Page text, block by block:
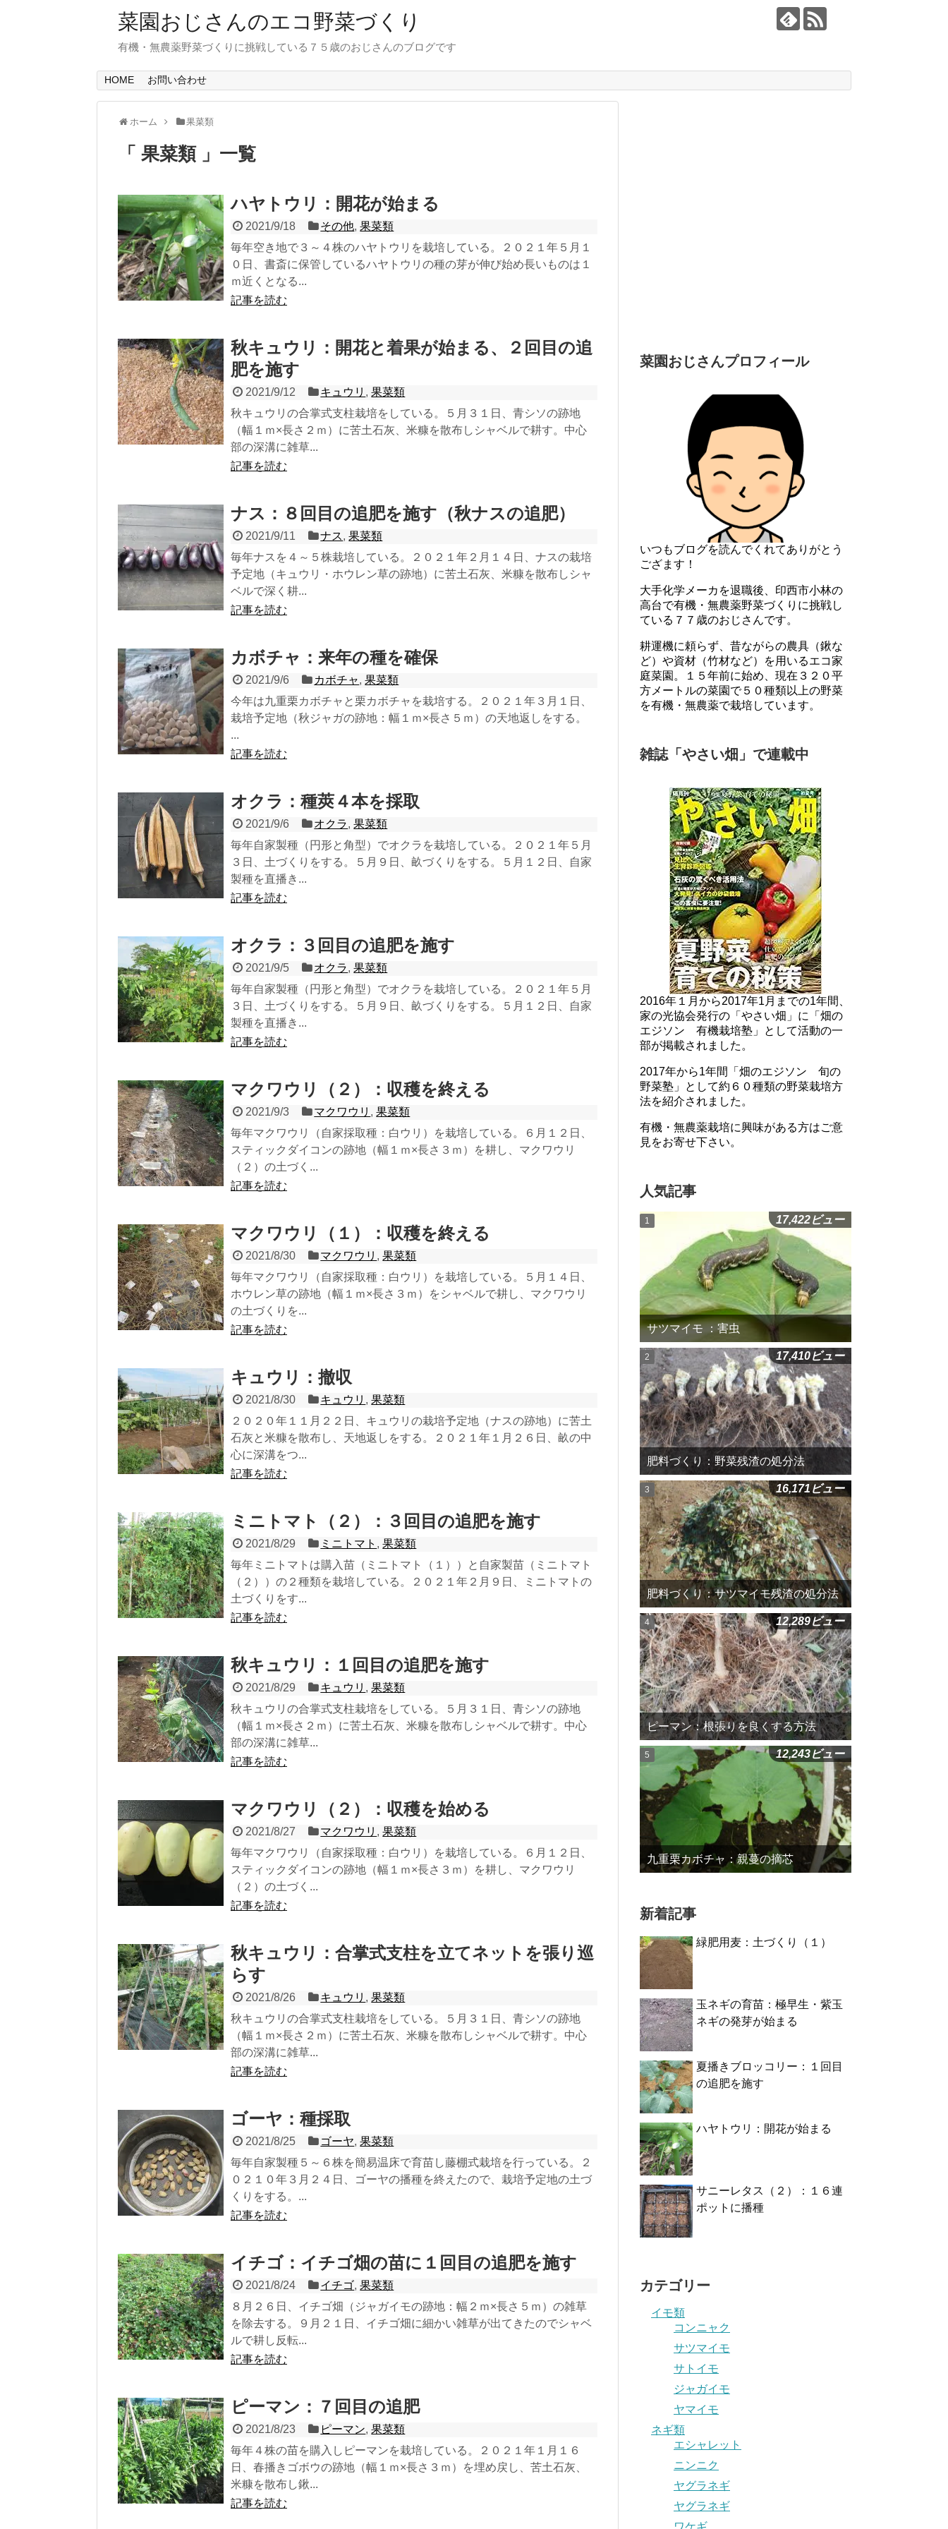
菜園おじさんのエコ野菜づくり
有機・無農薬野菜づくりに挑戦している７５歳のおじさんのブログです
HOME お問い合わせ
ホーム 果菜類
「 果菜類 」一覧
ハヤトウリ：開花が始まる
2021/9/18 その他,果菜類
毎年空き地で３～４株のハヤトウリを栽培している。２０２１年５月１
０日、書斎に保管しているハヤトウリの種の芽が伸び始め長いものは１
ｍ近くとなる...
記事を読む
秋キュウリ：開花と着果が始まる、２回目の追
肥を施す
2021/9/12 キュウリ ,果菜類
秋キュウリの合掌式支柱栽培をしている。５月３１日、青シソの跡地
（幅１ｍ×長さ２ｍ）に苦土石灰、米糠を散布しシャベルで耕す。中心
部の深溝に雑草...
記事を読む
ナス：８回目の追肥を施す（秋ナスの追肥）
2021/9/11 ナス,果菜類
毎年ナスを４～５株栽培している。２０２１年２月１４日、ナスの栽培
予定地（キュウリ・ホウレン草の跡地）に苦土石灰、米糠を散布しシャ
ベルで深く耕...
記事を読む
カボチャ：来年の種を確保
2021/9/6 カボチャ,果菜類
今年は九重栗カボチャと栗カボチャを栽培する。２０２１年３月１日、
栽培予定地（秋ジャガの跡地：幅１ｍ×長さ５ｍ）の天地返しをする。
...
記事を読む
オクラ：種莢４本を採取
2021/9/6 オクラ,果菜類
毎年自家製種（円形と角型）でオクラを栽培している。２０２１年５月
３日、土づくりをする。５月９日、畝づくりをする。５月１２日、自家
製種を直播き...
記事を読む
オクラ：３回目の追肥を施す
2021/9/5 オクラ,果菜類
毎年自家製種（円形と角型）でオクラを栽培している。２０２１年５月
３日、土づくりをする。５月９日、畝づくりをする。５月１２日、自家
製種を直播き...
記事を読む
マクワウリ（２）：収穫を終える
2021/9/3 マクワウリ ,果菜類
毎年マクワウリ（自家採取種：白ウリ）を栽培している。６月１２日、
スティックダイコンの跡地（幅１ｍ×長さ３ｍ）を耕し、マクワウリ
（２）の土づく...
記事を読む
マクワウリ（１）：収穫を終える
2021/8/30 マクワウリ ,果菜類
毎年マクワウリ（自家採取種：白ウリ）を栽培している。５月１４日、
ホウレン草の跡地（幅１ｍ×長さ３ｍ）をシャベルで耕し、マクワウリ
の土づくりを...
記事を読む
キュウリ：撤収
2021/8/30 キュウリ ,果菜類
２０２０年１１月２２日、キュウリの栽培予定地（ナスの跡地）に苦土
石灰と米糠を散布し、天地返しをする。２０２１年１月２６日、畝の中
心に深溝をつ...
記事を読む
ミニトマト（２）：３回目の追肥を施す
2021/8/29 ミニトマト ,果菜類
毎年ミニトマトは購入苗（ミニトマト（１））と自家製苗（ミニトマト
（２））の２種類を栽培している。２０２１年２月９日、ミニトマトの
土づくりをす...
記事を読む
秋キュウリ：１回目の追肥を施す
2021/8/29 キュウリ ,果菜類
秋キュウリの合掌式支柱栽培をしている。５月３１日、青シソの跡地
（幅１ｍ×長さ２ｍ）に苦土石灰、米糠を散布しシャベルで耕す。中心
部の深溝に雑草...
記事を読む
マクワウリ（２）：収穫を始める
2021/8/27 マクワウリ ,果菜類
毎年マクワウリ（自家採取種：白ウリ）を栽培している。６月１２日、
スティックダイコンの跡地（幅１ｍ×長さ３ｍ）を耕し、マクワウリ
（２）の土づく...
記事を読む
秋キュウリ：合掌式支柱を立てネットを張り巡
らす
2021/8/26 キュウリ ,果菜類
秋キュウリの合掌式支柱栽培をしている。５月３１日、青シソの跡地
（幅１ｍ×長さ２ｍ）に苦土石灰、米糠を散布しシャベルで耕す。中心
部の深溝に雑草...
記事を読む
ゴーヤ：種採取
2021/8/25 ゴーヤ,果菜類
毎年自家製種５～６株を簡易温床で育苗し藤棚式栽培を行っている。２
０２１０年３月２４日、ゴーヤの播種を終えたので、栽培予定地の土づ
くりをする。...
記事を読む
イチゴ：イチゴ畑の苗に１回目の追肥を施す
2021/8/24 イチゴ,果菜類
８月２６日、イチゴ畑（ジャガイモの跡地：幅２ｍ×長さ５ｍ）の雑草
を除去する。９月２１日、イチゴ畑に細かい雑草が出てきたのでシャベ
ルで耕し反転...
記事を読む
ピーマン：７回目の追肥
2021/8/23 ピーマン,果菜類
毎年４株の苗を購入しピーマンを栽培している。２０２１年１月１６
日、春播きゴボウの跡地（幅１ｍ×長さ３ｍ）を埋め戻し、苦土石灰、
米糠を散布し鍬...
記事を読む
菜園おじさんプロフィール
いつもブログを読んでくれてありがとう
ござます！
大手化学メーカを退職後、印西市小林の
高台で有機・無農薬野菜づくりに挑戦し
ている７７歳のおじさんです。
耕運機に頼らず、昔ながらの農具（鍬な
ど）や資材（竹材など）を用いるエコ家
庭菜園。１５年前に始め、現在３２０平
方メートルの菜園で５０種類以上の野菜
を有機・無農薬で栽培しています。
雑誌「やさい畑」で連載中
2016年１月から2017年1月までの1年間、
家の光協会発行の「やさい畑」に「畑の
エジソン 有機栽培塾」として活動の一
部が掲載されました。
2017年から1年間「畑のエジソン 旬の
野菜塾」として約６０種類の野菜栽培方
法を紹介されました。
有機・無農薬栽培に興味がある方はご意
見をお寄せ下さい。
人気記事
サツマイモ ：害虫
17,422ビュー
肥料づくり：野菜残渣の処分法
17,410ビュー
肥料づくり：サツマイモ残渣の処分法
16,171ビュー
ピーマン：根張りを良くする方法
12,289ビュー
九重栗カボチャ：親蔓の摘芯
12,243ビュー
新着記事
緑肥用麦：土づくり（１）
玉ネギの育苗：極早生・紫玉
ネギの発芽が始まる
夏播きブロッコリー：１回目
の追肥を施す
ハヤトウリ：開花が始まる
サニーレタス（２）：１６連
ポットに播種
カテゴリー
イモ類
コンニャク
サツマイモ
サトイモ
ジャガイモ
ヤマイモ
ネギ類
エシャレット
ニンニク
ヤグラネギ
ヤグラネギ
ワケギ